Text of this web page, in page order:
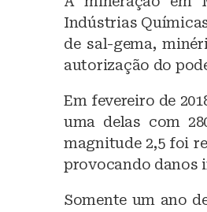
k
Indústrias
de sal-gema,
autorização do
Em fevereiro de
uma delas com
magnitude 2,5 foi
provocando danos
Somente um ano